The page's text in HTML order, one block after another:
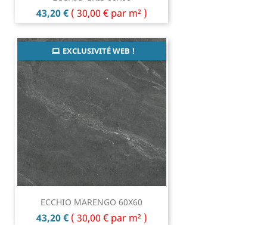
Prix
43,20 € ( 30,00 € par m² )
ECCHIO MARENGO 60X60
Prix
43,20 € ( 30,00 € par m² )
EXCLUSIVITÉ WEB !